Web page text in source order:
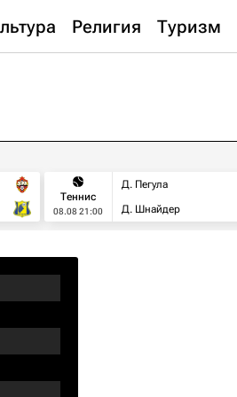
Религия Туризм
Теннис
08.08 21:00
Д. Пегула
Д. Шнайдер